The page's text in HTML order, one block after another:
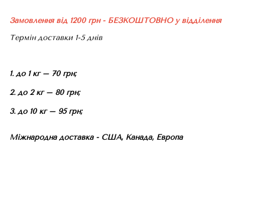
Замовлення від 1200 грн - БЕЗКОШТОВНО у відділення
Термін доставки 1-5 днів
1. до 1 кг – 70 грн;
2. до 2 кг – 80 грн;
3. до 10 кг – 95 грн;
Міжнародна доставка - США, Канада, Европа